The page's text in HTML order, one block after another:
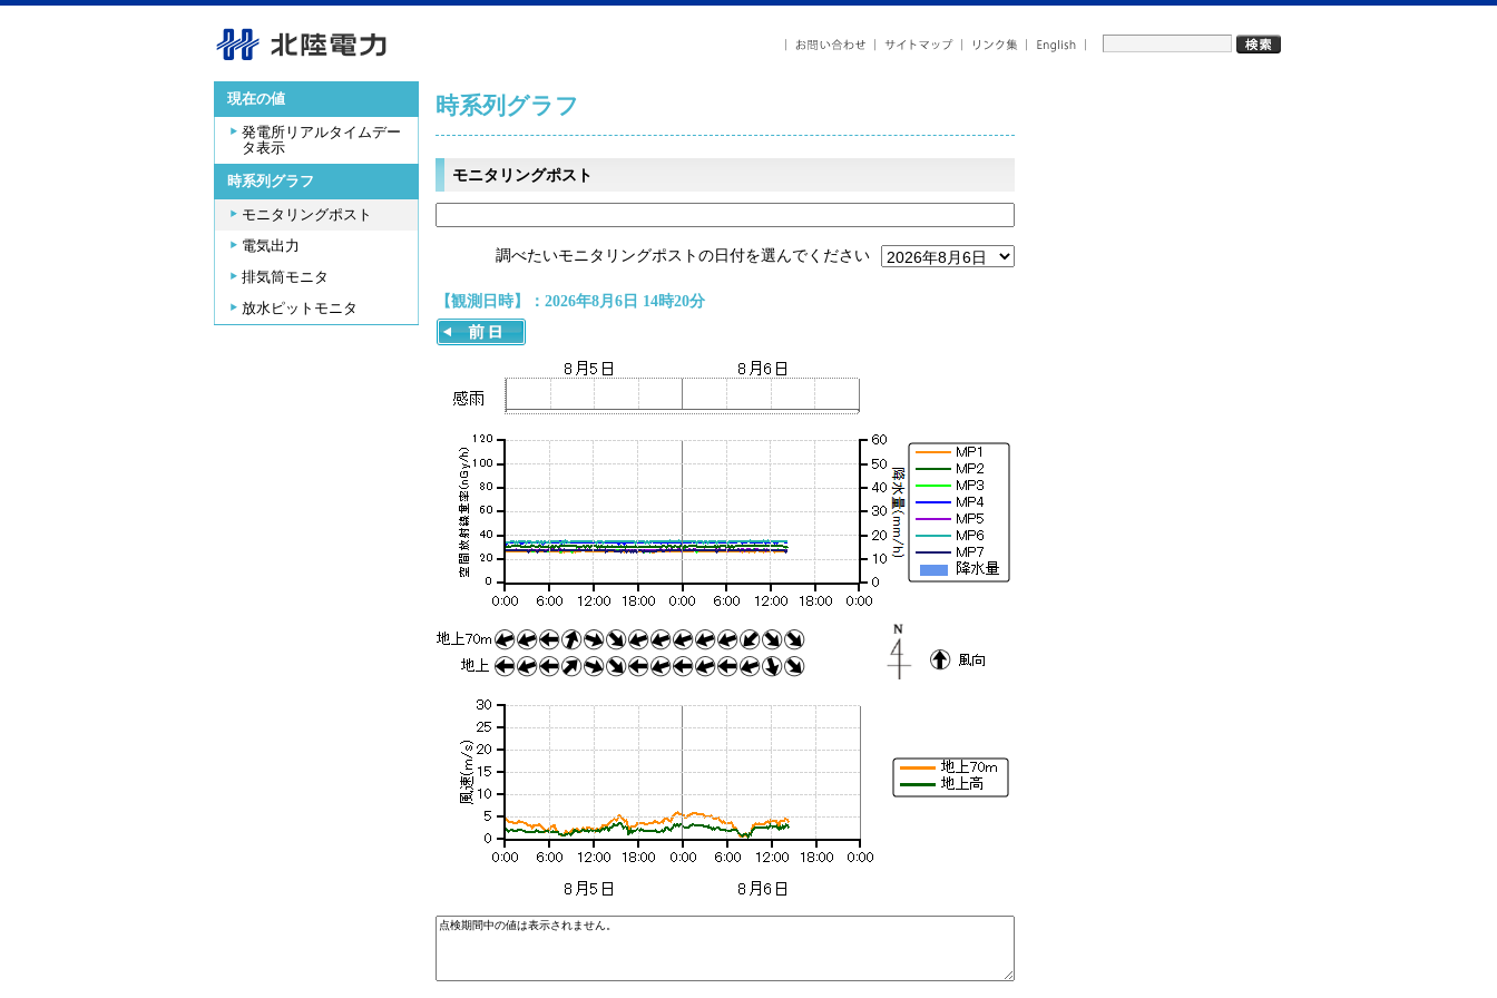
現在の値
発電所リアルタイムデー
タ表示
時系列グラフ
モニタリングポスト
電気出力
排気筒モニタ
放水ピットモニタ
時系列グラフ
モニタリングポスト
調べたいモニタリングポストの日付を選んでください
【観測日時】：2026年8月6日 14時20分